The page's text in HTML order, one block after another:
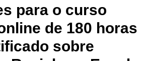
para o curso
de 180 horas
sobre